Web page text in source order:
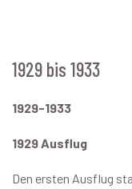
1929 bis 1933
1929-1933
1929 Ausflug
Den ersten Ausflug